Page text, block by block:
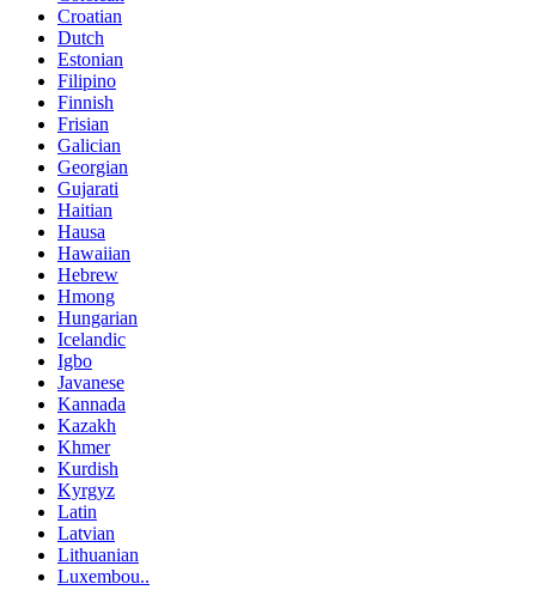
Croatian
Dutch
Estonian
Filipino
Finnish
Frisian
Galician
Georgian
Gujarati
Haitian
Hausa
Hawaiian
Hebrew
Hmong
Hungarian
Icelandic
Igbo
Javanese
Kannada
Kazakh
Khmer
Kurdish
Kyrgyz
Latin
Latvian
Lithuanian
Luxembou..